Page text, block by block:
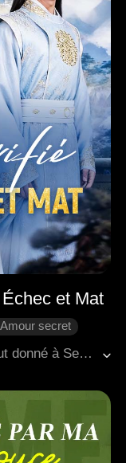
et Mat
Amour secret
Pendant des années, Catherine a tout donné à Sebastian, pour n'être finalement qu'un pion dans ses mains. Il lui avait demandé de gagner l'affection de Louis, dans le but de saboter le mariage entre celui-ci et son véritable amour, Olivia. Lorsque Catherine a découvert cette ultime tromperie, une déception profonde l'a poussée à transformer le mensonge en réalité. Elle a épousé Louis, laissant Sebastian rongé par des regrets qui étaient venus trop tard pour changer le cours des événements.